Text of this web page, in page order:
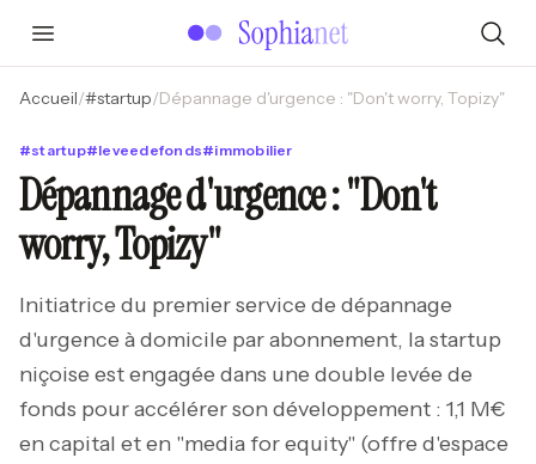
Accueil/#startup/Dépannage d'urgence : "Don't worry, Topizy"
#startup#leveedefonds#immobilier
Dépannage d'urgence : "Don't
worry, Topizy"
Initiatrice du premier service de dépannage
d'urgence à domicile par abonnement, la startup
niçoise est engagée dans une double levée de
fonds pour accélérer son développement : 1,1 M€
en capital et en "media for equity" (offre d'espace